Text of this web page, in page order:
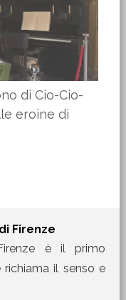
di Cio-Cio-
eroine di
Firenze
è il primo
il senso e